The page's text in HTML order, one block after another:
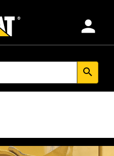
person
search